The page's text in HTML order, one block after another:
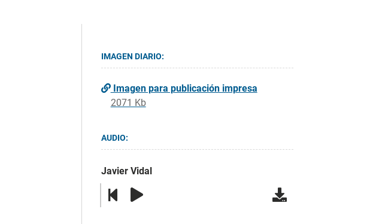
IMAGEN DIARIO:
Imagen para publicación impresa
2071 Kb
AUDIO:
Javier Vidal